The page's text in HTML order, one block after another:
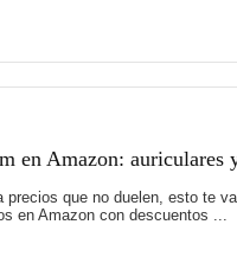
en Amazon:
precios que no duelen, esto te
en Amazon con descuentos ...